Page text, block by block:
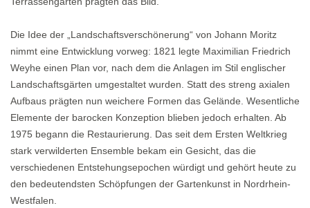
Die Idee der „Landschaftsverschönerung“ von Johann Moritz
nimmt eine Entwicklung vorweg: 1821 legte Maximilian Friedrich
Weyhe einen Plan vor, nach dem die Anlagen im Stil englischer
Landschaftsgärten umgestaltet wurden. Statt des streng axialen
Aufbaus prägten nun weichere Formen das Gelände. Wesentliche
Elemente der barocken Konzeption blieben jedoch erhalten. Ab
1975 begann die Restaurierung. Das seit dem Ersten Weltkrieg
stark verwilderten Ensemble bekam ein Gesicht, das die
verschiedenen Entstehungsepochen würdigt und gehört heute zu
den bedeutendsten Schöpfungen der Gartenkunst in Nordrhein-
Westfalen.